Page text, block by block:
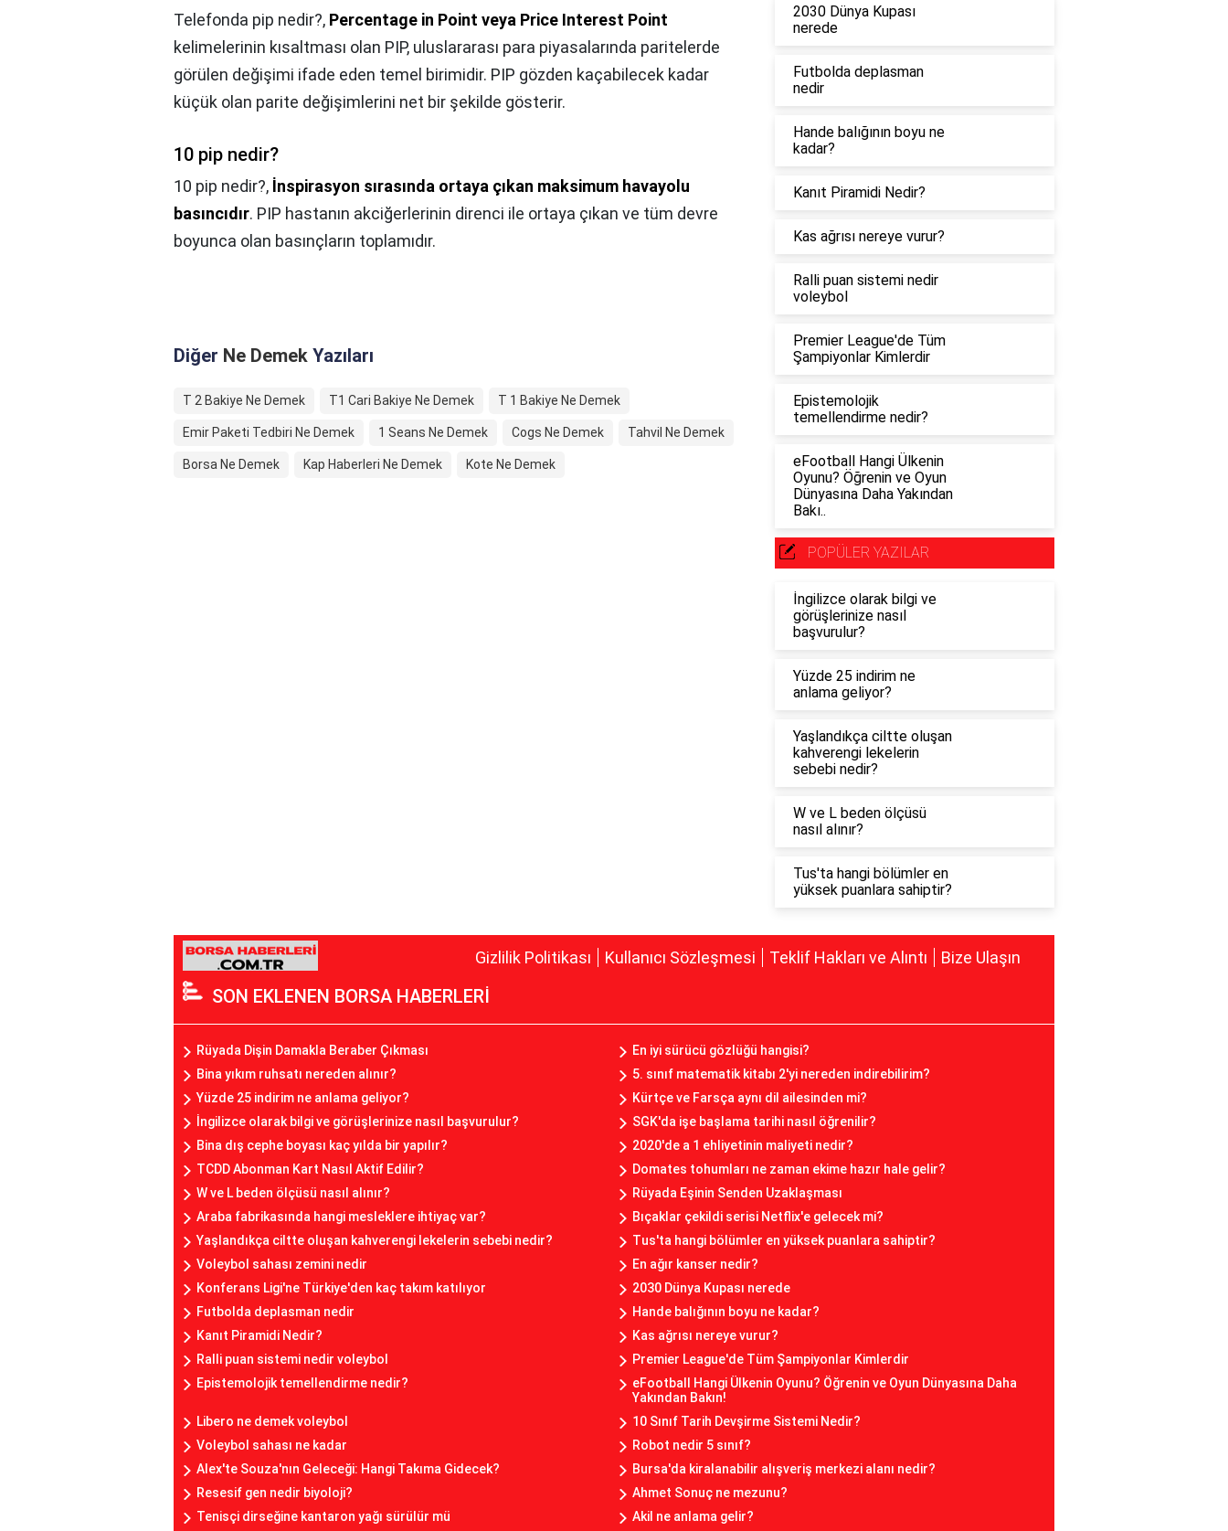
Telefonda pip nedir?, Percentage in Point veya Price Interest Point
kelimelerinin kısaltması olan PIP, uluslararası para piyasalarında paritelerde
görülen değişimi ifade eden temel birimidir. PIP gözden kaçabilecek kadar
küçük olan parite değişimlerini net bir şekilde gösterir.
10 pip nedir?
10 pip nedir?, İnspirasyon sırasında ortaya çıkan maksimum havayolu
basıncıdır. PIP hastanın akciğerlerinin direnci ile ortaya çıkan ve tüm devre
boyunca olan basınçların toplamıdır.
Diğer Ne Demek Yazıları
T 2 Bakiye Ne Demek T1 Cari Bakiye Ne Demek T 1 Bakiye Ne Demek
Emir Paketi Tedbiri Ne Demek 1 Seans Ne Demek Cogs Ne Demek Tahvil Ne Demek
Borsa Ne Demek Kap Haberleri Ne Demek Kote Ne Demek
2030 Dünya Kupası
nerede
Futbolda deplasman
nedir
Hande balığının boyu ne
kadar?
Kanıt Piramidi Nedir?
Kas ağrısı nereye vurur?
Ralli puan sistemi nedir
voleybol
Premier League'de Tüm
Şampiyonlar Kimlerdir
Epistemolojik
temellendirme nedir?
eFootball Hangi Ülkenin
Oyunu? Öğrenin ve Oyun
Dünyasına Daha Yakından
Bakı..
POPÜLER YAZILAR
İngilizce olarak bilgi ve
görüşlerinize nasıl
başvurulur?
Yüzde 25 indirim ne
anlama geliyor?
Yaşlandıkça ciltte oluşan
kahverengi lekelerin
sebebi nedir?
W ve L beden ölçüsü
nasıl alınır?
Tus'ta hangi bölümler en
yüksek puanlara sahiptir?
Gizlilik Politikası Kullanıcı Sözleşmesi Teklif Hakları ve Alıntı Bize Ulaşın
SON EKLENEN BORSA HABERLERİ
Rüyada Dişin Damakla Beraber Çıkması
En iyi sürücü gözlüğü hangisi?
Bina yıkım ruhsatı nereden alınır?
5. sınıf matematik kitabı 2'yi nereden indirebilirim?
Yüzde 25 indirim ne anlama geliyor?
Kürtçe ve Farsça aynı dil ailesinden mi?
İngilizce olarak bilgi ve görüşlerinize nasıl başvurulur?
SGK'da işe başlama tarihi nasıl öğrenilir?
Bina dış cephe boyası kaç yılda bir yapılır?
2020'de a 1 ehliyetinin maliyeti nedir?
TCDD Abonman Kart Nasıl Aktif Edilir?
Domates tohumları ne zaman ekime hazır hale gelir?
W ve L beden ölçüsü nasıl alınır?
Rüyada Eşinin Senden Uzaklaşması
Araba fabrikasında hangi mesleklere ihtiyaç var?
Bıçaklar çekildi serisi Netflix'e gelecek mi?
Yaşlandıkça ciltte oluşan kahverengi lekelerin sebebi nedir?
Tus'ta hangi bölümler en yüksek puanlara sahiptir?
Voleybol sahası zemini nedir
En ağır kanser nedir?
Konferans Ligi'ne Türkiye'den kaç takım katılıyor
2030 Dünya Kupası nerede
Futbolda deplasman nedir
Hande balığının boyu ne kadar?
Kanıt Piramidi Nedir?
Kas ağrısı nereye vurur?
Ralli puan sistemi nedir voleybol
Premier League'de Tüm Şampiyonlar Kimlerdir
Epistemolojik temellendirme nedir?
eFootball Hangi Ülkenin Oyunu? Öğrenin ve Oyun Dünyasına Daha
Yakından Bakın!
Libero ne demek voleybol
10 Sınıf Tarih Devşirme Sistemi Nedir?
Voleybol sahası ne kadar
Robot nedir 5 sınıf?
Alex'te Souza'nın Geleceği: Hangi Takıma Gidecek?
Bursa'da kiralanabilir alışveriş merkezi alanı nedir?
Resesif gen nedir biyoloji?
Ahmet Sonuç ne mezunu?
Tenisçi dirseğine kantaron yağı sürülür mü
Akil ne anlama gelir?